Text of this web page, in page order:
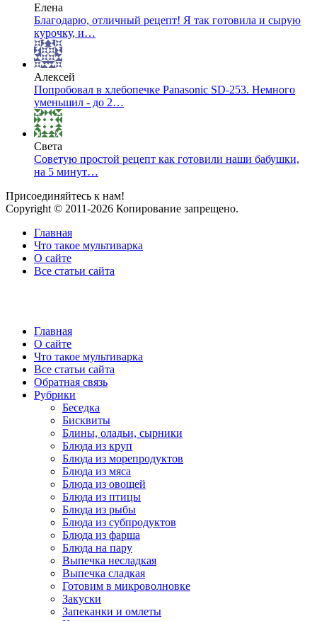
Елена
Благодарю, отличный рецепт! Я так готовила и сырую
курочку, и…
Алексей
Попробовал в хлебопечке Panasonic SD-253. Немного
уменьшил - до 2…
Света
Советую простой рецепт как готовили наши бабушки,
на 5 минут…
Присоединяйтесь к нам!
Copyright © 2011-2026 Копирование запрещено.
Главная
Что такое мультиварка
О сайте
Все статьи сайта
Главная
О сайте
Что такое мультиварка
Все статьи сайта
Обратная связь
Рубрики
Беседка
Бисквиты
Блины, оладьи, сырники
Блюда из круп
Блюда из морепродуктов
Блюда из мяса
Блюда из овощей
Блюда из птицы
Блюда из рыбы
Блюда из субпродуктов
Блюда из фарша
Блюда на пару
Выпечка несладкая
Выпечка сладкая
Готовим в микроволновке
Закуски
Запеканки и омлеты